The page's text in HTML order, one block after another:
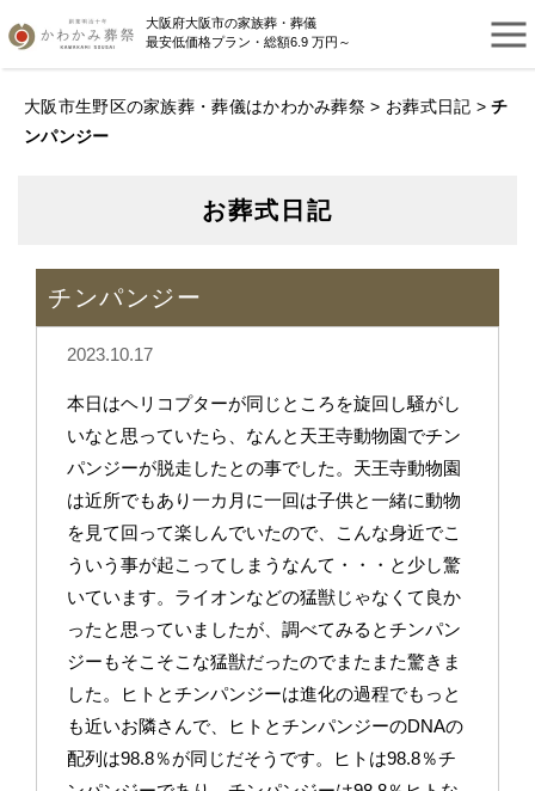
大阪府大阪市の家族葬・葬儀
最安低価格プラン・総額6.9 万円～
大阪市生野区の家族葬・葬儀はかわかみ葬祭 > お葬式日記 >チ
ンパンジー
お葬式日記
チンパンジー
2023.10.17
本日はヘリコプターが同じところを旋回し騒がし
いなと思っていたら、なんと天王寺動物園でチン
パンジーが脱走したとの事でした。天王寺動物園
は近所でもあり一カ月に一回は子供と一緒に動物
を見て回って楽しんでいたので、こんな身近でこ
ういう事が起こってしまうなんて・・・と少し驚
いています。ライオンなどの猛獣じゃなくて良か
ったと思っていましたが、調べてみるとチンパン
ジーもそこそこな猛獣だったのでまたまた驚きま
した。ヒトとチンパンジーは進化の過程でもっと
も近いお隣さんで、ヒトとチンパンジーのDNAの
配列は98.8％が同じだそうです。ヒトは98.8％チ